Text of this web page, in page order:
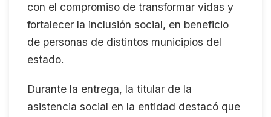
con el compromiso de transformar vidas y
fortalecer la inclusión social, en beneficio
de personas de distintos municipios del
estado.
Durante la entrega, la titular de la
asistencia social en la entidad destacó que